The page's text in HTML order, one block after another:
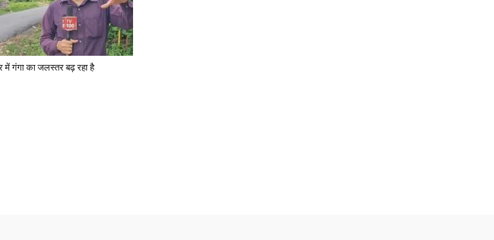
में गंगा का जलस्तर बढ़ रहा है